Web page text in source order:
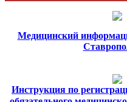
Медицинский
Инструкция по